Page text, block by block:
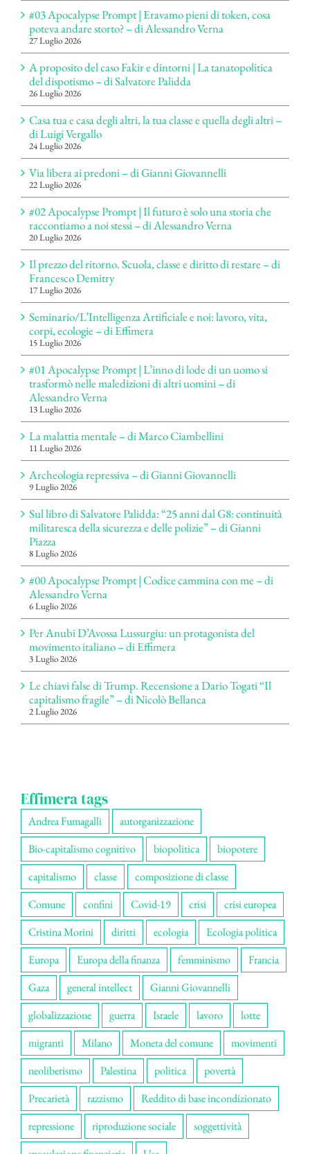
#03 Apocalypse Prompt | Eravamo pieni di token, cosa
poteva andare storto? – di Alessandro Verna
27 Luglio 2026
A proposito del caso Fakir e dintorni | La tanatopolitica
del dispotismo – di Salvatore Palidda
26 Luglio 2026
Casa tua e casa degli altri, la tua classe e quella degli altri –
di Luigi Vergallo
24 Luglio 2026
Via libera ai predoni – di Gianni Giovannelli
22 Luglio 2026
#02 Apocalypse Prompt | Il futuro è solo una storia che
raccontiamo a noi stessi – di Alessandro Verna
20 Luglio 2026
Il prezzo del ritorno. Scuola, classe e diritto di restare – di
Francesco Demitry
17 Luglio 2026
Seminario/L’Intelligenza Artificiale e noi: lavoro, vita,
corpi, ecologie – di Effimera
15 Luglio 2026
#01 Apocalypse Prompt | L’inno di lode di un uomo si
trasformò nelle maledizioni di altri uomini – di
Alessandro Verna
13 Luglio 2026
La malattia mentale – di Marco Ciambellini
11 Luglio 2026
Archeologia repressiva – di Gianni Giovannelli
9 Luglio 2026
Sul libro di Salvatore Palidda: “25 anni dal G8: continuità
militaresca della sicurezza e delle polizie” – di Gianni
Piazza
8 Luglio 2026
#00 Apocalypse Prompt | Codice cammina con me – di
Alessandro Verna
6 Luglio 2026
Per Anubi D’Avossa Lussurgiu: un protagonista del
movimento italiano – di Effimera
3 Luglio 2026
Le chiavi false di Trump. Recensione a Dario Togati “Il
capitalismo fragile” – di Nicolò Bellanca
2 Luglio 2026
Effimera tags
Andrea Fumagalli
autorganizzazione
Bio-capitalismo cognitivo
biopolitica
biopotere
capitalismo
classe
composizione di classe
Comune
confini Covid-19 crisi
crisi europea
Cristina Morini
diritti ecologia
Ecologia politica
Europa
Europa della finanza femminismo
Francia
Gaza
general intellect
Gianni Giovannelli
globalizzazione
guerra Israele lavoro
lotte
migranti
Milano Moneta del comune
movimenti
neoliberismo
Palestina politica
povertà
Precarietà
razzismo
Reddito di base incondizionato
repressione
riproduzione sociale
soggettività